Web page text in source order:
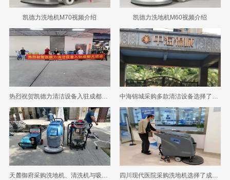
凯德力洗地机M70视频介绍 凯德力洗地机M60视频介绍
热烈祝贺凯德力清洁设备入驻成都大运会！！！ 中海锦城采购多款清洁设备选择了成都宏雯公司
天麓御府采购洗地机、清洗机与吸尘器选择了成都宏雯公司 四川现代医院采购洗地机选择了成都宏雯公司